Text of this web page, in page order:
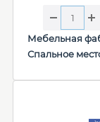
Мебельная
Спальное